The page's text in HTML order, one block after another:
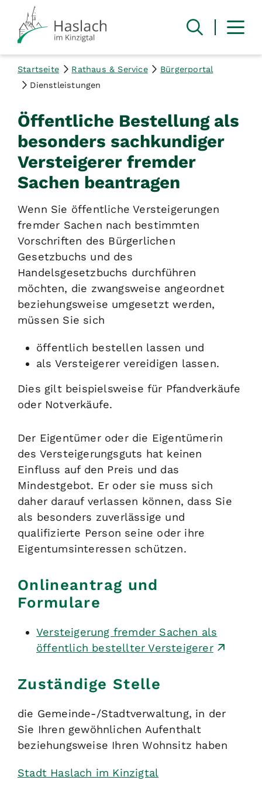
Startseite Rathaus & Service
Bürgerportal
Dienstleistungen
Öffentliche Bestellung als
besonders sachkundiger
Versteigerer fremder
Sachen beantragen
Wenn Sie öffentliche Versteigerungen
fremder Sachen nach bestimmten
Vorschriften des Bürgerlichen
Gesetzbuchs und des
Handelsgesetzbuchs durchführen
möchten, die zwangsweise angeordnet
beziehungsweise umgesetzt werden,
müssen Sie sich
öffentlich bestellen lassen und
als Versteigerer vereidigen lassen.
Dies gilt beispielsweise für Pfandverkäufe
oder Notverkäufe.
Der Eigentümer oder die Eigentümerin
des Versteigerungsguts hat keinen
Einfluss auf den Preis und das
Mindestgebot. Er oder sie muss sich
daher darauf verlassen können, dass Sie
als besonders zuverlässige und
qualifizierte Person seine oder ihre
Eigentumsinteressen schützen.
Onlineantrag und
Formulare
Versteigerung fremder Sachen als
öffentlich bestellter Versteigerer
Zuständige Stelle
die Gemeinde-/Stadtverwaltung, in der
Sie Ihren gewöhnlichen Aufenthalt
beziehungsweise Ihren Wohnsitz haben
Stadt Haslach im Kinzigtal